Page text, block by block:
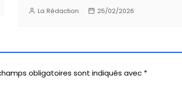
La Rédaction 25/02/2026
obligatoires sont indiqués avec *